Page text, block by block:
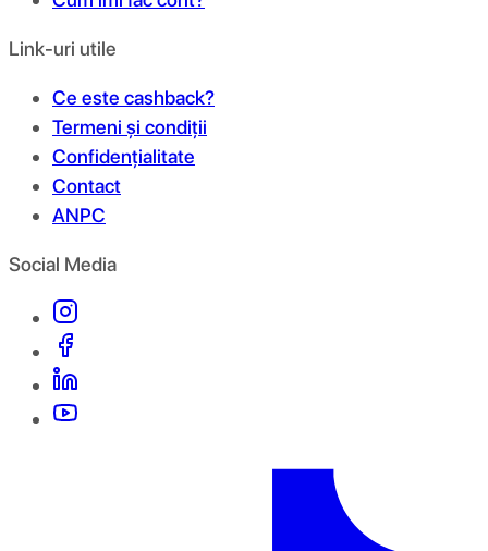
Link-uri utile
Ce este cashback?
Termeni și condiții
Confidențialitate
Contact
ANPC
Social Media